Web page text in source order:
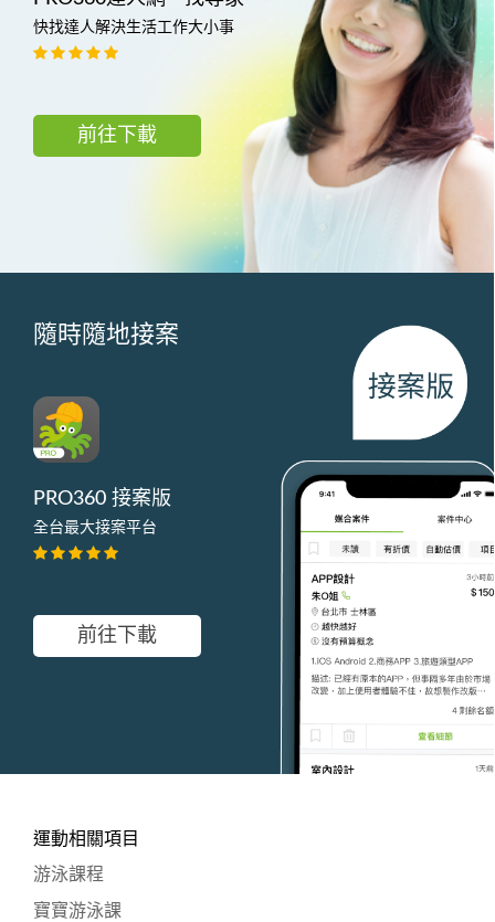
快找達人解決生活工作大小事
前往下載
隨時隨地接案
PRO360 接案版
全台最大接案平台
前往下載
運動相關項目
游泳課程
寶寶游泳課